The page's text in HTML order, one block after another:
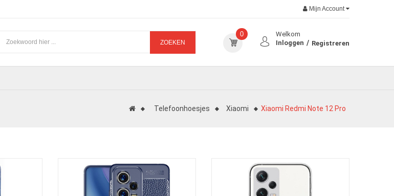
Mijn Account
ZOEKEN
Welkom
Inloggen
Registreren
0
Telefoonhoesjes Xiaomi Xiaomi Redmi Note 12 Pro